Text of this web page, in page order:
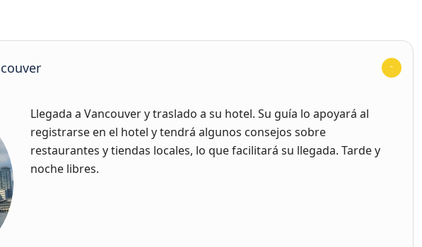
Llegada a Vancouver y traslado a su hotel. Su guía lo apoyará al
registrarse en el hotel y tendrá algunos consejos sobre
restaurantes y tiendas locales, lo que facilitará su llegada. Tarde y
noche libres.